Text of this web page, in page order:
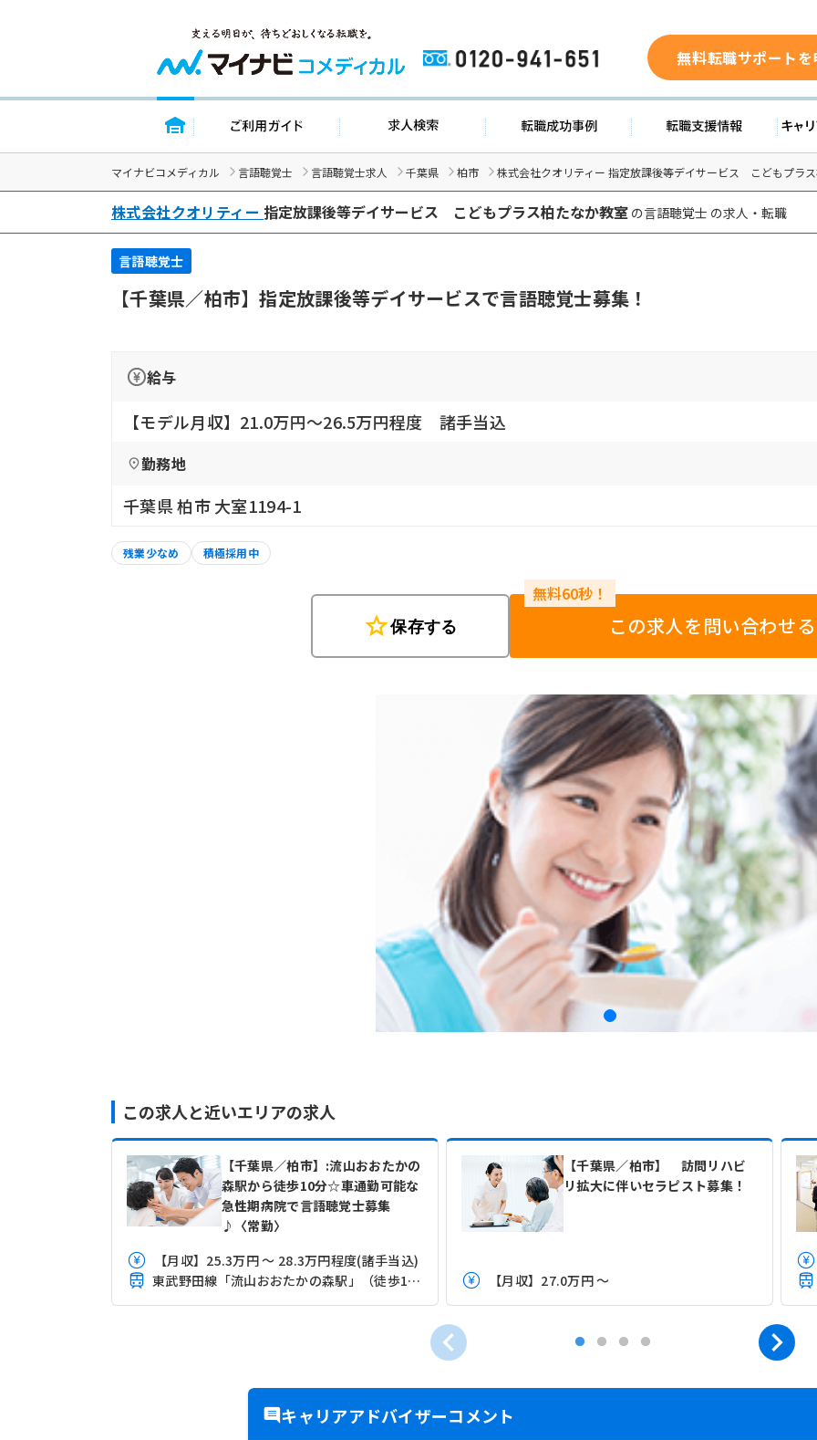
0120-941-651 無料転職サポート
トップページ ご利用ガイド 求人検索 転職成功事例 転職支援
マイナビコメディカル 言語聴覚士 言語聴覚士求人 千葉県 柏市 株式会社クオリティー 指定放課後等デイサービス こどもプラ
株式会社クオリティー 指定放課後等デイサービス こどもプラス柏たなか教室 の言語聴覚士 の求人・転職
言語聴覚士
【千葉県／柏市】指定放課後等デイサービスで言語聴覚士募集！
給与
【モデル月収】21.0万円〜26.5万円程度 諸手当込
勤務地
千葉県 柏市 大室1194-1
残業少なめ 積極採用中
star保存する この求人を問い合わせる
この求人と近いエリアの求人
【千葉県／柏市】:流山おおたかの
森駅から徒歩10分☆車通勤可能な
急性期病院で言語聴覚士募集
♪〈常勤〉
【月収】25.3万円 ～ 28.3万円程度(諸手当込)
東武野田線「流山おおたかの森駅」（徒歩10分）
【千葉県／柏市】 訪問リハビ
リ拡大に伴いセラピスト募集！
【月収】27.0万円 ～
キャリアアドバイザーコメント